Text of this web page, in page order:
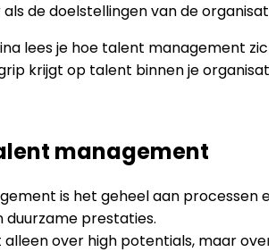
NIEUW
de doelstellingen van de
lees je hoe talent management
krijgt op talent binnen je
management
is het geheel aan processen
duurzame prestaties.
alleen over high potentials, maar